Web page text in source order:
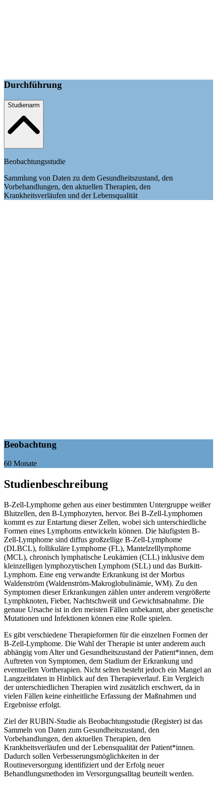
Durchführung
Studienarm
Beobachtungsstudie
Sammlung von Daten zu dem Gesundheitszustand, den
Vorbehandlungen, den aktuellen Therapien, den
Krankheitsverläufen und der Lebensqualität
Beobachtung
60 Monate
Studienbeschreibung
B-Zell-Lymphome gehen aus einer bestimmten Untergruppe weißer
Blutzellen, den B-Lymphozyten, hervor. Bei B-Zell-Lymphomen
kommt es zur Entartung dieser Zellen, wobei sich unterschiedliche
Formen eines Lymphoms entwickeln können. Die häufigsten B-
Zell-Lymphome sind diffus großzellige B-Zell-Lymphome
(DLBCL), follikuläre Lymphome (FL), Mantelzelllymphome
(MCL), chronisch lymphatische Leukämien (CLL) inklusive dem
kleinzelligen lymphozytischen Lymphom (SLL) und das Burkitt-
Lymphom. Eine eng verwandte Erkrankung ist der Morbus
Waldenström (Waldenström-Makroglobulinämie, WM). Zu den
Symptomen dieser Erkrankungen zählen unter anderem vergrößerte
Lymphknoten, Fieber, Nachtschweiß und Gewichtsabnahme. Die
genaue Ursache ist in den meisten Fällen unbekannt, aber genetische
Mutationen und Infektionen können eine Rolle spielen.
Es gibt verschiedene Therapieformen für die einzelnen Formen der
B-Zell-Lymphome. Die Wahl der Therapie ist unter anderem auch
abhängig vom Alter und Gesundheitszustand der Patient*innen, dem
Auftreten von Symptomen, dem Stadium der Erkrankung und
eventuellen Vortherapien. Nicht selten besteht jedoch ein Mangel an
Langzeitdaten in Hinblick auf den Therapieverlauf. Ein Vergleich
der unterschiedlichen Therapien wird zusätzlich erschwert, da in
vielen Fällen keine einheitliche Erfassung der Maßnahmen und
Ergebnisse erfolgt.
Ziel der RUBIN-Studie als Beobachtungsstudie (Register) ist das
Sammeln von Daten zum Gesundheitszustand, den
Vorbehandlungen, den aktuellen Therapien, den
Krankheitsverläufen und der Lebensqualität der Patient*innen.
Dadurch sollen Verbesserungsmöglichkeiten in der
Routineversorgung identifiziert und der Erfolg neuer
Behandlungsmethoden im Versorgungsalltag beurteilt werden.